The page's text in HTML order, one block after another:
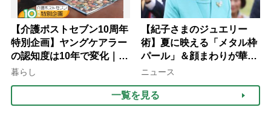
【介護ポストセブン10周年
特別企画】ヤングケアラー
の認知度は10年で変化｜流
行語大賞にノミネート、法
暮らし
【紀子さまのジュエリー
術】夏に映える「メタル枠
パール」＆顔まわりが華や
ぐ「揺れる一粒」の使い分
ニュース
一覧を見る